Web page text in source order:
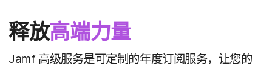
释放高端​力量
Jamf 高级​服务​是​可定制​的​年度​订阅​服务，​让​您​的​